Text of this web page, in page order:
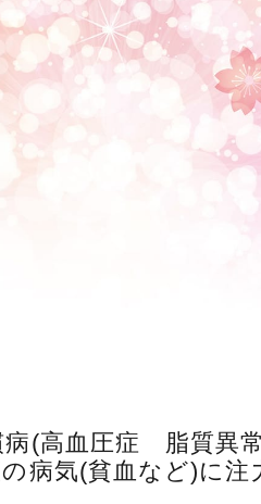
病(高血圧症 脂質
気(貧血など)に注